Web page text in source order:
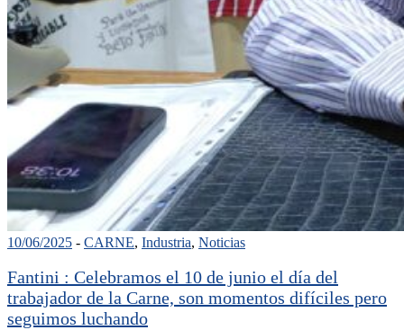
10/06/2025 - CARNE, Industria, Noticias
Fantini : Celebramos el 10 de junio el día del
trabajador de la Carne, son momentos difíciles pero
seguimos luchando